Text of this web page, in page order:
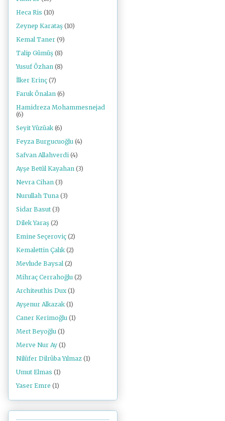
Heca Ris (10)
Zeynep Karataş (10)
Kemal Taner (9)
Talip Gümüş (8)
Yusuf Özhan (8)
İlker Erinç (7)
Faruk Önalan (6)
Hamidreza Mohammesnejad
(6)
Seyit Yüzüak (6)
Feyza Burgucuoğlu (4)
Safvan Allahverdi (4)
Ayşe Betül Kayahan (3)
Nevra Cihan (3)
Nurullah Tuna (3)
Sidar Basut (3)
Dilek Yaraş (2)
Emine Seçeroviç (2)
Kemalettin Çalık (2)
Mevlude Baysal (2)
Mihraç Cerrahoğlu (2)
Architeuthis Dux (1)
Ayşenur Alkazak (1)
Caner Kerimoğlu (1)
Mert Beyoğlu (1)
Merve Nur Ay (1)
Nilüfer Dilrûba Yılmaz (1)
Umut Elmas (1)
Yaser Emre (1)